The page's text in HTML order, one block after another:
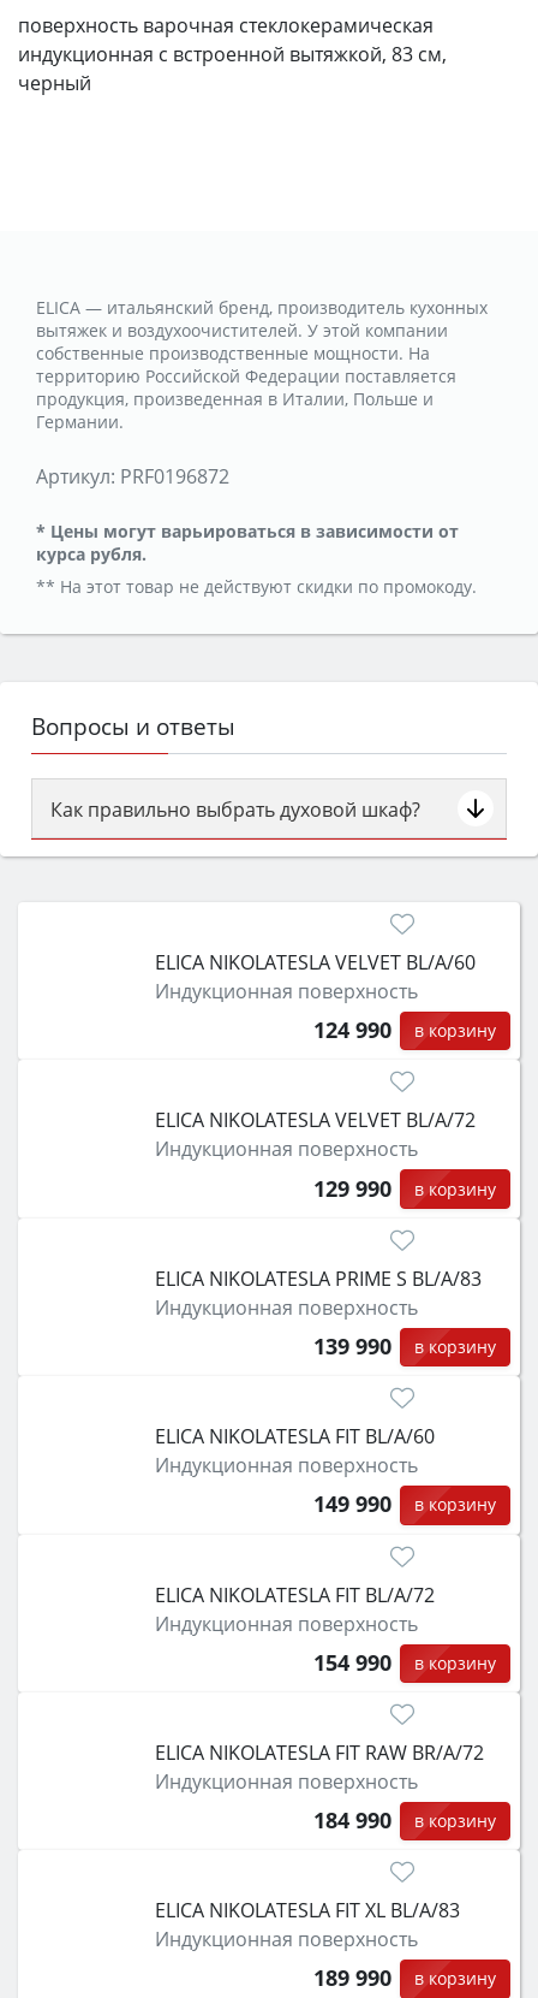
поверхность варочная стеклокерамическая
индукционная с встроенной вытяжкой, 83 см,
черный
ELICA — итальянский бренд, производитель кухонных
вытяжек и воздухоочистителей. У этой компании
собственные производственные мощности. На
территорию Российской Федерации поставляется
продукция, произведенная в Италии, Польше и
Германии.
Артикул: PRF0196872
* Цены могут варьироваться в зависимости от
курса рубля.
** На этот товар не действуют скидки по промокоду.
Вопросы и ответы
Как правильно выбрать духовой шкаф?
Сначала определитесь с типом (газовый или
затем смотрите на объём 50–70 л для семьи,
функции (конвекция, гриль, самоочистка,
защита от детей).
ELICA NIKOLATESLA VELVET BL/A/60
Индукционная поверхность
124 990 в корзину
ELICA NIKOLATESLA VELVET BL/A/72
Индукционная поверхность
129 990 в корзину
ELICA NIKOLATESLA PRIME S BL/A/83
Индукционная поверхность
139 990 в корзину
ELICA NIKOLATESLA FIT BL/A/60
Индукционная поверхность
149 990 в корзину
ELICA NIKOLATESLA FIT BL/A/72
Индукционная поверхность
154 990 в корзину
ELICA NIKOLATESLA FIT RAW BR/A/72
Индукционная поверхность
184 990 в корзину
ELICA NIKOLATESLA FIT XL BL/A/83
Индукционная поверхность
189 990 в корзину